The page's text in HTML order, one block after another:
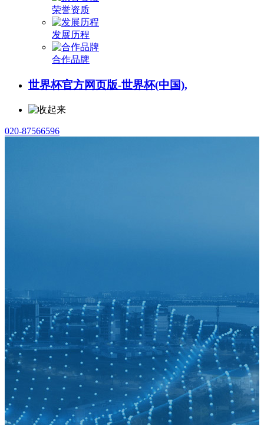
荣誉资质
发展历程
合作品牌
世界杯官方网页版-世界杯(中国),
020-87566596